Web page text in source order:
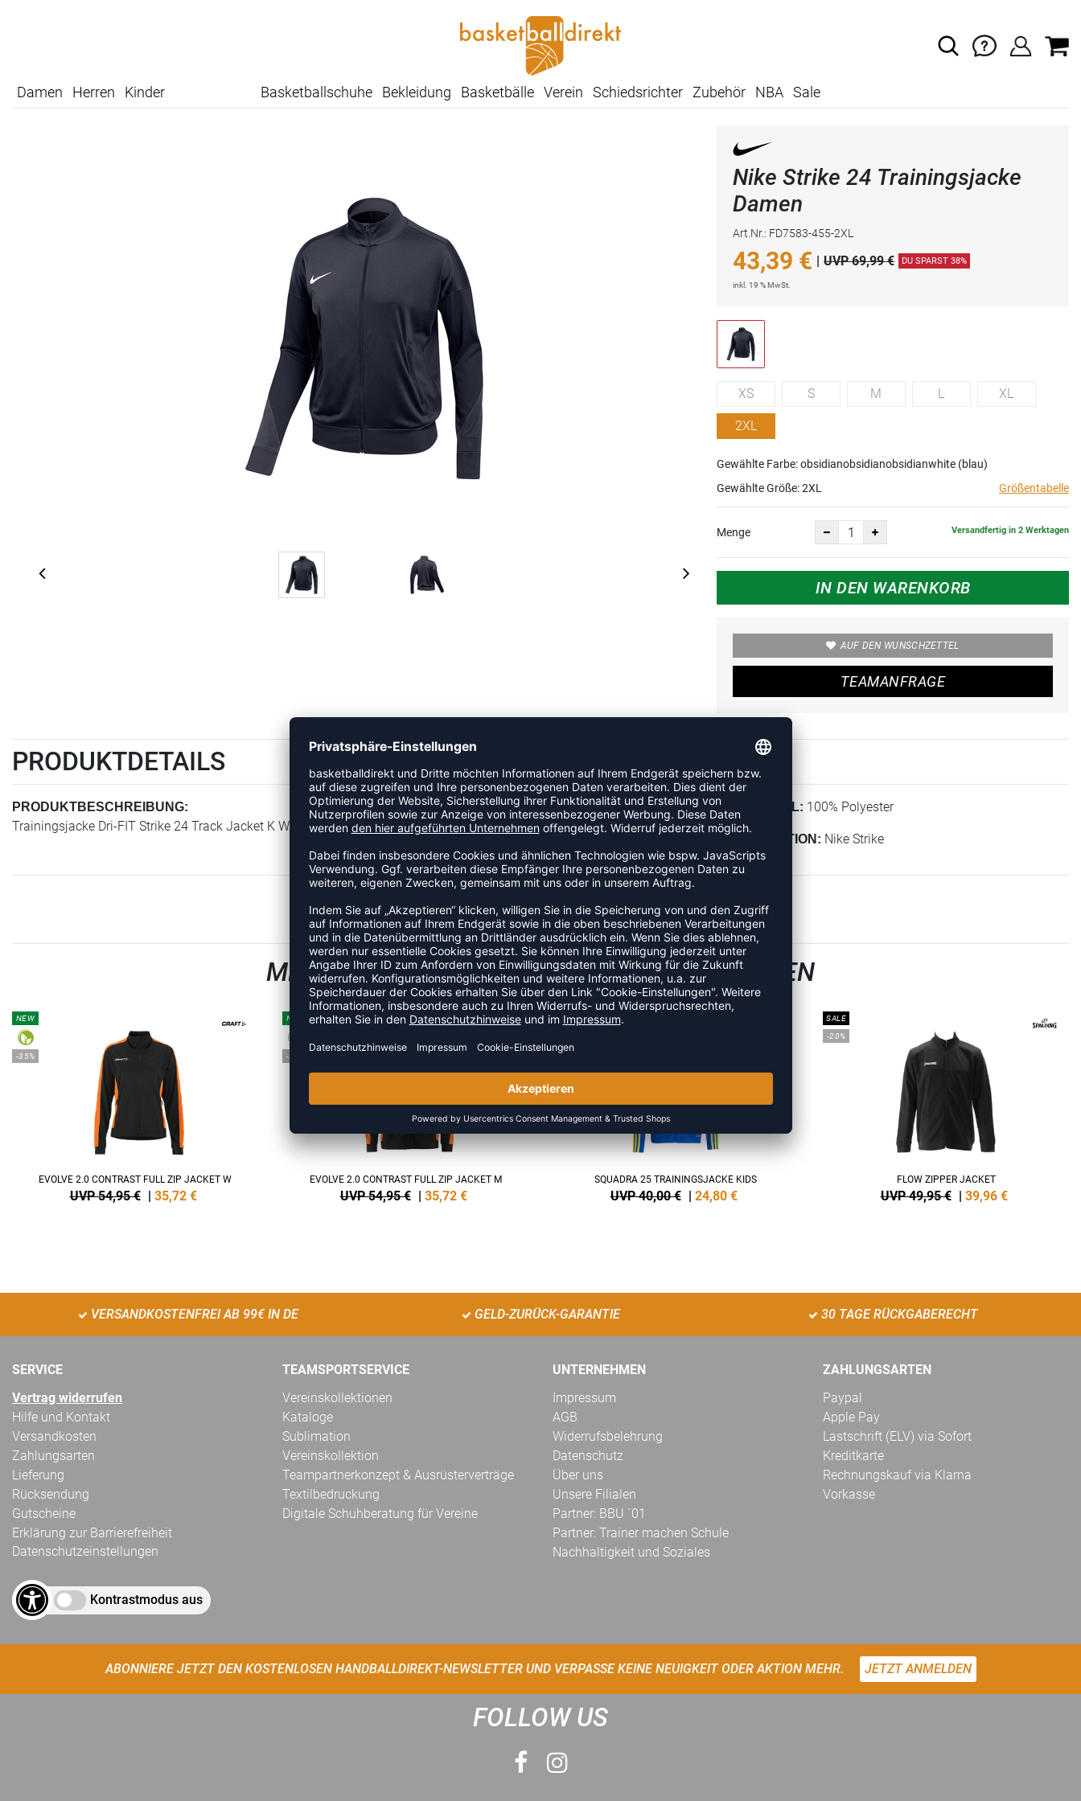
Damen Herren Kinder Basketballschuhe Bekleidung Basketbälle Verein Schiedsrichter Zubehör NBA Sale
Nike Strike 24 Trainingsjacke
Damen
Art.Nr.: FD7583-455-2XL
43,39 € | UVP 69,99 € DU SPARST 38%
inkl. 19 % MwSt.
XS S M L XL
2XL
Gewählte Farbe: obsidianobsidianobsidianwhite (blau)
Gewählte Größe:2XL Größentabelle
Menge Versandfertig in 2 Werktagen
IN DEN WARENKORB
AUF DEN WUNSCHZETTEL
TEAMANFRAGE
PRODUKTDETAILS
PRODUKTBESCHREIBUNG:
Trainingsjacke Dri-FIT Strike 24 Track Jacket K Women's Soccer Jacket (Stock) vom US-Sportartikelhersteller Nike.
MATERIAL: 100% Polyester
KOLLEKTION: Nike Strike
ZULETZT ANGESEHEN
MEHR AUS DER KATEGORIE TRAININGSJACKEN
NEW
-35%
EVOLVE 2.0 CONTRAST FULL ZIP JACKET W
UVP 54,95 € | 35,72 €
NEW
-35%
EVOLVE 2.0 CONTRAST FULL ZIP JACKET M
UVP 54,95 € | 35,72 €
NEW
-38%
SQUADRA 25 TRAININGSJACKE KIDS
UVP 40,00 € | 24,80 €
SALE
-20%
FLOW ZIPPER JACKET
UVP 49,95 € | 39,96 €
VERSANDKOSTENFREI AB 99€ IN DE GELD-ZURÜCK-GARANTIE 30 TAGE RÜCKGABERECHT
SERVICE
Vertrag widerrufen
Hilfe und Kontakt
Versandkosten
Zahlungsarten
Lieferung
Rücksendung
Gutscheine
Erklärung zur Barrierefreiheit
Datenschutzeinstellungen
Kontrastmodus aus
TEAMSPORTSERVICE
Vereinskollektionen
Kataloge
Sublimation
Vereinskollektion
Teampartnerkonzept & Ausrüsterverträge
Textilbedruckung
Digitale Schuhberatung für Vereine
UNTERNEHMEN
Impressum
AGB
Widerrufsbelehrung
Datenschutz
Über uns
Unsere Filialen
Partner: BBU ´01
Partner: Trainer machen Schule
Nachhaltigkeit und Soziales
ZAHLUNGSARTEN
Paypal
Apple Pay
Lastschrift (ELV) via Sofort
Kreditkarte
Rechnungskauf via Klarna
Vorkasse
ABONNIERE JETZT DEN KOSTENLOSEN HANDBALLDIREKT-NEWSLETTER UND VERPASSE KEINE NEUIGKEIT ODER AKTION MEHR. JETZT ANMELDEN
FOLLOW US